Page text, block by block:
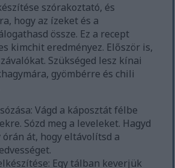
szórakoztató, és
hogy az ízeket és a
össze. Ez a recept
kimchit eredményez. Először is,
Szükséged lesz kínai
gyömbérre és chili
Vágd a káposztát félbe
Sózd meg a leveleket. Hagyd
át, hogy eltávolítsd a
Egy tálban keverjük